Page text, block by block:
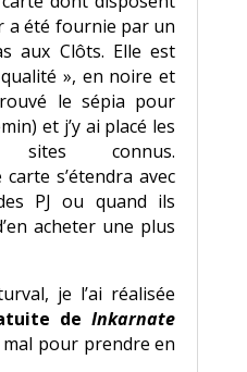
a été fournie par un
aux Clôts. Elle est
», en noire et
le sépia pour
et j’y ai placé les
sites connus.
s’étendra avec
PJ ou quand ils
acheter une plus
je l’ai réalisée
deInkarnate
pour prendre en